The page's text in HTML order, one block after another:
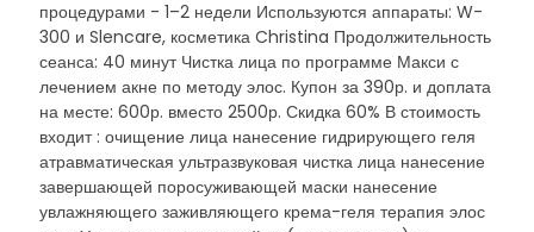
процедурами - 1–2 недели Используются аппараты: W-
300 и Slencare, косметика Christina Продолжительность
сеанса: 40 минут Чистка лица по программе Макси с
лечением акне по методу элос. Купон за 390р. и доплата
на месте: 600р. вместо 2500р. Скидка 60% В стоимость
входит : очищение лица нанесение гидрирующего геля
атравматическая ультразвуковая чистка лица нанесение
завершающей поросуживающей маски нанесение
увлажняющего заживляющего крема-геля терапия элос